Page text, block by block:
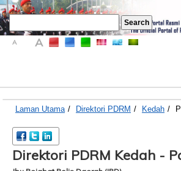
A A
Laman Utama / Direktori PDRM / Kedah /
Direktori PDRM Kedah -